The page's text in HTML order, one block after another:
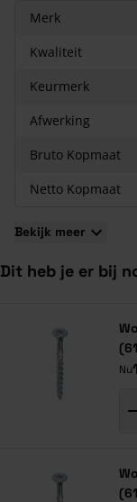
constructiewerk in
voorhanden is.
herzagen of
wordt
Baltische gebied
gebieden in Noord
groeiringen, des te
hout te bewerken.
Merk
Kwaliteit
Keurmerk
Afwerking
Bruto Kopmaat
Netto Kopmaat
Bekijk meer
Dit heb je er bij
Nu